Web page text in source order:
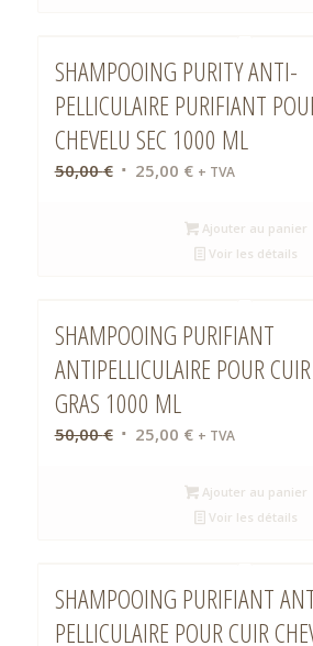
SHAMPOOING PURITY ANTI-
PELLICULAIRE PURIFIANT
CHEVELU SEC 1000 ML
50,00€ Le 25,00 €Le
actuel
est :
+ TVA
Ajouter au panier
Voir les détails
SHAMPOOING PURIFIANT
ANTIPELLICULAIRE POUR
GRAS 1000 ML
50,00€ Le 25,00 €Le
actuel
est :
+ TVA
Ajouter au panier
Voir les détails
SHAMPOOING PURIFIANT
PELLICULAIRE POUR CUIR